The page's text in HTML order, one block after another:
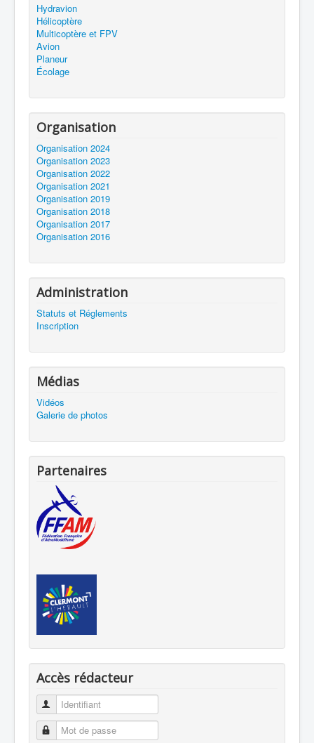
Hydravion
Hélicoptère
Multicoptère et FPV
Avion
Planeur
Écolage
Organisation
Organisation 2024
Organisation 2023
Organisation 2022
Organisation 2021
Organisation 2019
Organisation 2018
Organisation 2017
Organisation 2016
Administration
Statuts et Réglements
Inscription
Médias
Vidéos
Galerie de photos
Partenaires
Accès rédacteur
Identifiant
Mot de passe